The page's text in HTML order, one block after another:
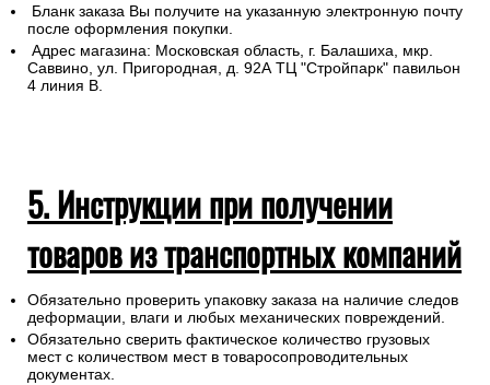
Бланк заказа Вы получите на указанную электронную почту
после оформления покупки.
Адрес магазина: Московская область, г. Балашиха, мкр.
Саввино, ул. Пригородная, д. 92А ТЦ "Стройпарк" павильон
4 линия В.
5. Инструкции при получении
товаров из транспортных компаний
Обязательно проверить упаковку заказа на наличие следов
деформации, влаги и любых механических повреждений.
Обязательно сверить фактическое количество грузовых
мест с количеством мест в товаросопроводительных
документах.